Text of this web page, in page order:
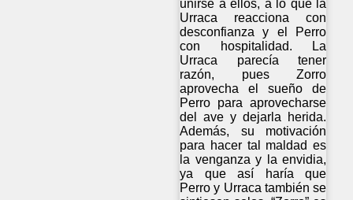
unirse a ellos, a lo que la
Urraca reacciona con
desconfianza y el Perro
con hospitalidad. La
Urraca parecía tener
razón, pues Zorro
aprovecha el sueño de
Perro para aprovecharse
del ave y dejarla herida.
Además, su motivación
para hacer tal maldad es
la venganza y la envidia,
ya que así haría que
Perro y Urraca también se